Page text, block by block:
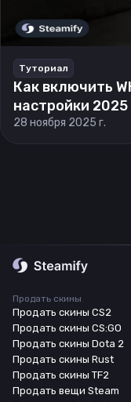
Туториал
Как включить
настройки 2025
28 ноября 2025 г.
Продать скины
Продать скины CS2
Продать скины CS:GO
Продать скины Dota 2
Продать скины Rust
Продать скины TF2
Продать вещи Steam